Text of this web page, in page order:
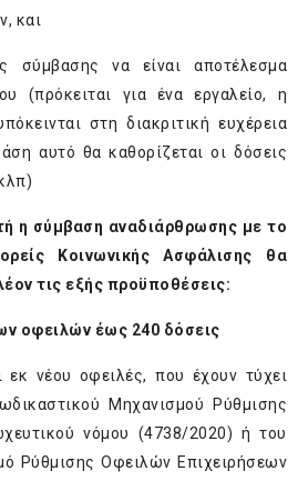
και
σύμβασης να είναι αποτέλεσμα
(πρόκειται για ένα εργαλείο, η
στη διακριτική ευχέρεια
αυτό θα καθορίζεται οι δόσεις
η σύμβαση αναδιάρθρωσης με το
Κοινωνικής Ασφάλισης θα
τις εξής προϋποθέσεις:
οφειλών έως 240 δόσεις
εκ νέου οφειλές, που έχουν τύχει
Μηχανισμού Ρύθμισης
νόμου (4738/2020) ή του
Ρύθμισης Οφειλών Επιχειρήσεων